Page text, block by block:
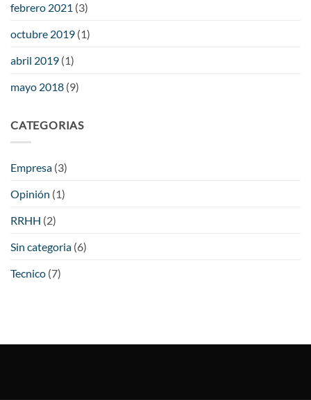
febrero 2021 (3)
octubre 2019 (1)
abril 2019 (1)
mayo 2018 (9)
CATEGORIAS
Empresa (3)
Opinión (1)
RRHH (2)
Sin categoria (6)
Tecnico (7)